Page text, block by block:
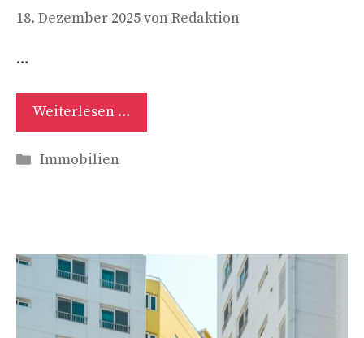
18. Dezember 2025vonRedaktion
…
Weiterlesen …
Kategorien
Immobilien